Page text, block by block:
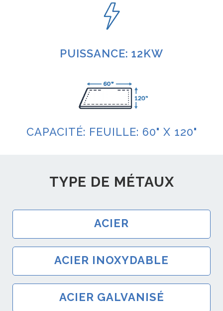
PUISSANCE: 12KW
CAPACITÉ: FEUILLE: 60" X 120"
TYPE DE MÉTAUX
ACIER
ACIER INOXYDABLE
ACIER GALVANISÉ